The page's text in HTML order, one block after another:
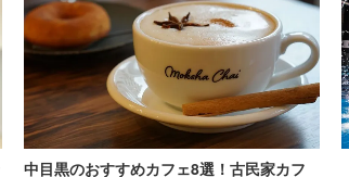
中目黒のおすすめカフェ8選！古民家カフ